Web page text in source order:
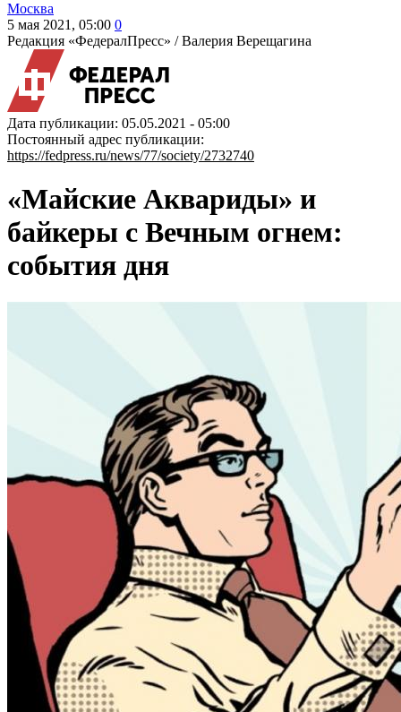
Москва
5 мая 2021, 05:00 0
Редакция «ФедералПресс» /Валерия Верещагина
Дата публикации: 05.05.2021 - 05:00
Постоянный адрес публикации:
https://fedpress.ru/news/77/society/2732740
«Майские Аквариды» и
байкеры с Вечным огнем:
события дня